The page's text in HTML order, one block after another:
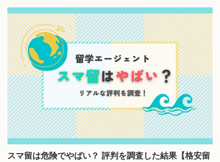
スマ留は危険でやばい？ 評判を調査した結果【格安留